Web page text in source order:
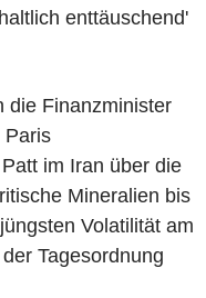
enttäuschend'
die Finanzminister
Paris
im Iran über die
Mineralien bis
Volatilität am
Tagesordnung